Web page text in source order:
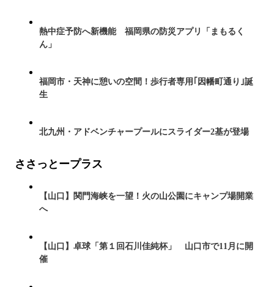
熱中症予防へ新機能 福岡県の防災アプリ「まもるく
ん」
福岡市・天神に憩いの空間！歩行者専用｢因幡町通り｣誕
生
北九州・アドベンチャープールにスライダー2基が登場
ささっとープラス
【山口】関門海峡を一望！火の山公園にキャンプ場開業
へ
【山口】卓球「第１回石川佳純杯」 山口市で11月に開
催